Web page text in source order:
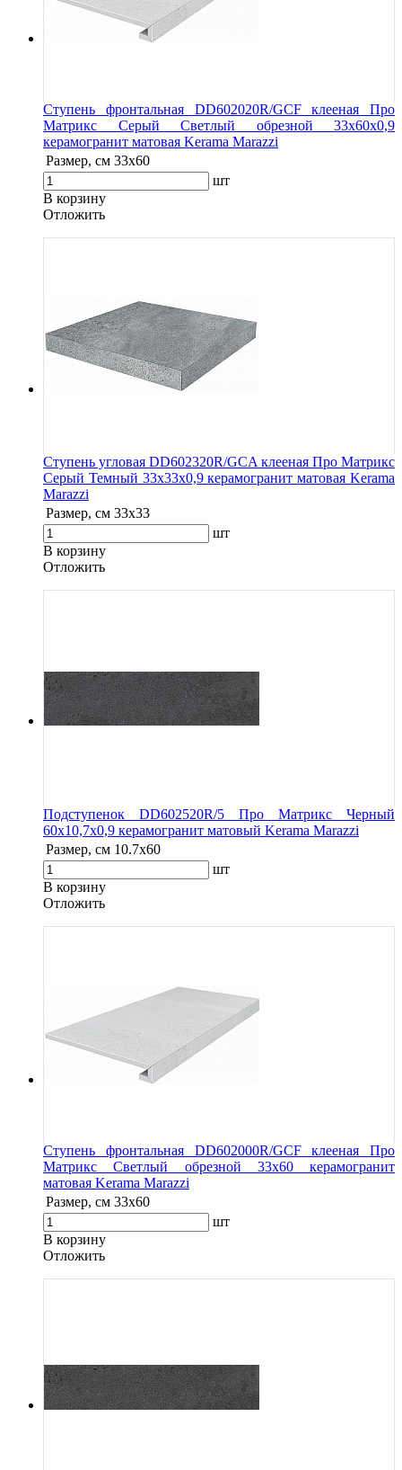
Ступень фронтальная DD602020R/GCF клееная Про
Матрикс Серый Светлый обрезной 33x60x0,9
керамогранит матовая Kerama Marazzi
Размер, см 33x60
шт
В корзину
Oтложить
Ступень угловая DD602320R/GCA клееная Про Матрикс
Серый Темный 33x33x0,9 керамогранит матовая Kerama
Marazzi
Размер, см 33х33
шт
В корзину
Oтложить
Подступенок DD602520R/5 Про Матрикс Черный
60x10,7x0,9 керамогранит матовый Kerama Marazzi
Размер, см 10.7x60
шт
В корзину
Oтложить
Ступень фронтальная DD602000R/GCF клееная Про
Матрикс Светлый обрезной 33x60 керамогранит
матовая Kerama Marazzi
Размер, см 33x60
шт
В корзину
Oтложить